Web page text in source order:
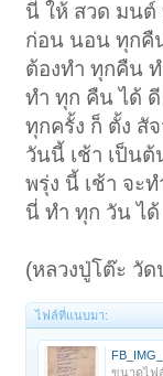
นี่ ให้ สวด มนต์
ก่อน นอน ทุกคื
ต้องทำ ทุกคืน
ทำ ทุก คืน ได้ ดี
ทุกครั้ง ก็ ตั้ง สั
วันนี้ เช้า เป็นต้
พรุ่ง นี้ เช้า จะ
นี่ ทำ ทุก วัน ไ
(หลวงปู่โต๊ะ วั
ไฟล์ที่แนบมา:
ขนาดไฟ